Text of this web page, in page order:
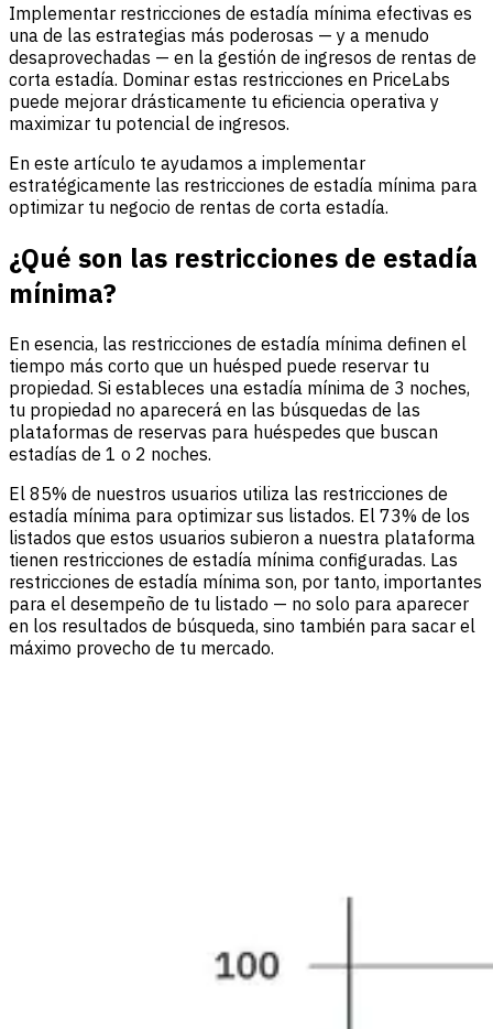
Implementar restricciones de estadía mínima efectivas es
una de las estrategias más poderosas — y a menudo
desaprovechadas — en la gestión de ingresos de rentas de
corta estadía. Dominar estas restricciones en PriceLabs
puede mejorar drásticamente tu eficiencia operativa y
maximizar tu potencial de ingresos.
En este artículo te ayudamos a implementar
estratégicamente las restricciones de estadía mínima para
optimizar tu negocio de rentas de corta estadía.
¿Qué son las restricciones de estadía
mínima?
En esencia, las restricciones de estadía mínima definen el
tiempo más corto que un huésped puede reservar tu
propiedad. Si estableces una estadía mínima de 3 noches,
tu propiedad no aparecerá en las búsquedas de las
plataformas de reservas para huéspedes que buscan
estadías de 1 o 2 noches.
El 85% de nuestros usuarios utiliza las restricciones de
estadía mínima para optimizar sus listados. El 73% de los
listados que estos usuarios subieron a nuestra plataforma
tienen restricciones de estadía mínima configuradas. Las
restricciones de estadía mínima son, por tanto, importantes
para el desempeño de tu listado — no solo para aparecer
en los resultados de búsqueda, sino también para sacar el
máximo provecho de tu mercado.